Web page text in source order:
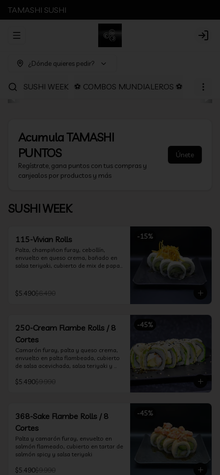
TAMASHI SUSHI
Abrir menu de navegación Login
¿Dónde quieres pedir?
SUSHI WEEK ⚽ COMBOS MUNDIALEROS ⚽
AcumulaTAMASHI
PUNTOS
Regístrate, gana puntos con tus compras y
canjealos por productos y más
Únete
SUSHI WEEK
-15%
115-Vivian Rolls
Palta, champiñon furay, cebollín,
envuelto en queso crema, bañado en
salsa teriyaki, cubierto de mix de papas
$5.490$6.490
-45%
250-Cream Flambe Rolls / 8
Cortes
Camarón furay, palta y queso crema,
envuelto en palta flambeada, cubierto
de salsa acevichada, salsa teriyaki y
$5.490$9.990
-45%
368-Sake Flambe Rolls / 8
Cortes
Palta y camarón furay, envuelto en
salmón flameado, cubierto en tartar de
salmón spicy y salsa teriyaki
$5.490$9.990